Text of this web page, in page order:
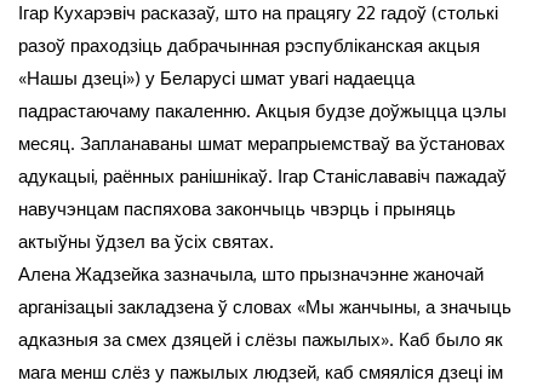
Ігар Кухарэвіч расказаў, што на працягу 22 гадоў (столькі
разоў праходзіць дабрачынная рэспубліканская акцыя
«Нашы дзеці») у Беларусі шмат увагі надаецца
падрастаючаму пакаленню. Акцыя будзе доўжыцца цэлы
месяц. Запланаваны шмат мерапрыемстваў ва ўстановах
адукацыі, раённых ранішнікаў. Ігар Станіслававіч пажадаў
навучэнцам паспяхова закончыць чвэрць і прыняць
актыўны ўдзел ва ўсіх святах.
Алена Жадзейка зазначыла, што прызначэнне жаночай
арганізацыі закладзена ў словах «Мы жанчыны, а значыць
адказныя за смех дзяцей і слёзы пажылых». Каб было як
мага менш слёз у пажылых людзей, каб смяяліся дзеці ім